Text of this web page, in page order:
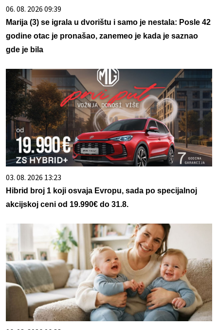
06. 08. 2026 09:39
Marija (3) se igrala u dvorištu i samo je nestala: Posle 42
godine otac je pronašao, zanemeo je kada je saznao
gde je bila
03. 08. 2026 13:23
Hibrid broj 1 koji osvaja Evropu, sada po specijalnoj
akcijskoj ceni od 19.990€ do 31.8.